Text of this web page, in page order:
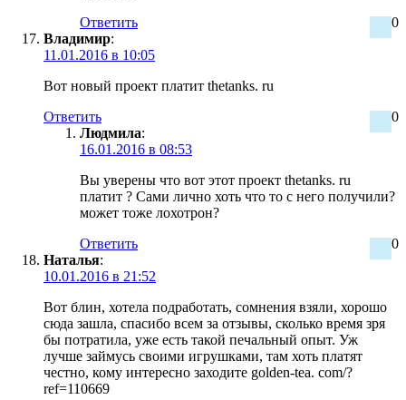
0
Ответить
Владимир:
11.01.2016 в 10:05
Вот новый проект платит thetanks. ru
0
Ответить
Людмила:
16.01.2016 в 08:53
Вы уверены что вот этот проект thetanks. ru
платит ? Сами лично хоть что то с него получили?
может тоже лохотрон?
0
Ответить
Наталья:
10.01.2016 в 21:52
Вот блин, хотела подработать, сомнения взяли, хорошо
сюда зашла, спасибо всем за отзывы, сколько время зря
бы потратила, уже есть такой печальный опыт. Уж
лучше займусь своими игрушками, там хоть платят
честно, кому интересно заходите golden-tea. com/?
ref=110669